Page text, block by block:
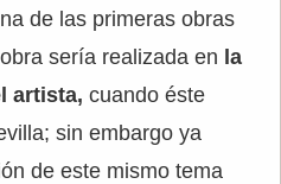
de las primeras obras
sería realizada en la
artista, cuando éste
sin embargo ya
de este mismo tema